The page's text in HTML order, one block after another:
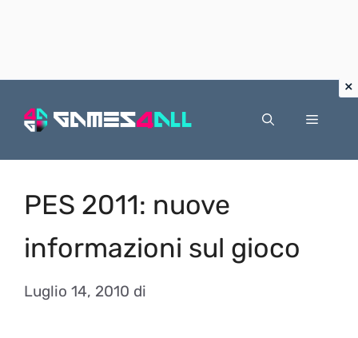
Menu
PES 2011: nuove
informazioni sul gioco
Luglio 14, 2010 di